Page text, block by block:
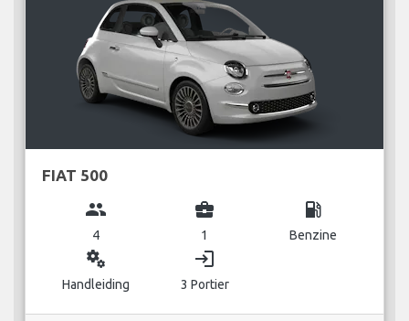
FIAT 500
group
4
business_center
1
local_gas_station
Benzine
miscellaneous_services
Handleiding
login
3 Portier